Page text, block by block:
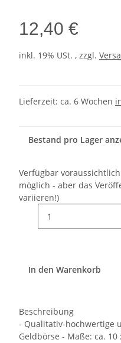
12,40 €
inkl. 19% USt. , zzgl.
Lieferzeit: ca. 6 Wochen
Bestand pro Lager
Verfügbar
möglich - aber das
variieren!)
In den Warenkorb
Beschreibung
- Qualitativ-hochwertige
Geldbörse - Maße: ca.